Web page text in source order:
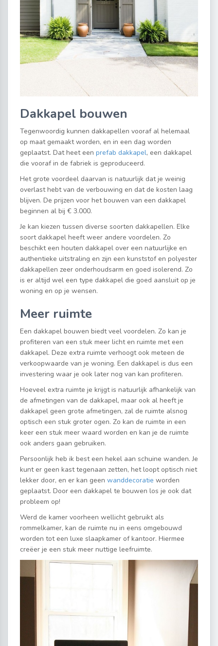
Dakkapel bouwen
Tegenwoordig kunnen dakkapellen vooraf al helemaal
op maat gemaakt worden, en in een dag worden
geplaatst. Dat heet een prefab dakkapel, een dakkapel
die vooraf in de fabriek is geproduceerd.
Het grote voordeel daarvan is natuurlijk dat je weinig
overlast hebt van de verbouwing en dat de kosten laag
blijven. De prijzen voor het bouwen van een dakkapel
beginnen al bij € 3.000.
Je kan kiezen tussen diverse soorten dakkapellen. Elke
soort dakkapel heeft weer andere voordelen. Zo
beschikt een houten dakkapel over een natuurlijke en
authentieke uitstraling en zijn een kunststof en polyester
dakkapellen zeer onderhoudsarm en goed isolerend. Zo
is er altijd wel een type dakkapel die goed aansluit op je
woning en op je wensen.
Meer ruimte
Een dakkapel bouwen biedt veel voordelen. Zo kan je
profiteren van een stuk meer licht en ruimte met een
dakkapel. Deze extra ruimte verhoogt ook meteen de
verkoopwaarde van je woning. Een dakkapel is dus een
investering waar je ook later nog van kan profiteren.
Hoeveel extra ruimte je krijgt is natuurlijk afhankelijk van
de afmetingen van de dakkapel, maar ook al heeft je
dakkapel geen grote afmetingen, zal de ruimte alsnog
optisch een stuk groter ogen. Zo kan de ruimte in een
keer een stuk meer waard worden en kan je de ruimte
ook anders gaan gebruiken.
Persoonlijk heb ik best een hekel aan schuine wanden. Je
kunt er geen kast tegenaan zetten, het loopt optisch niet
lekker door, en er kan geen wanddecoratie worden
geplaatst. Door een dakkapel te bouwen los je ook dat
probleem op!
Werd de kamer voorheen wellicht gebruikt als
rommelkamer, kan de ruimte nu in eens omgebouwd
worden tot een luxe slaapkamer of kantoor. Hiermee
creëer je een stuk meer nuttige leefruimte.